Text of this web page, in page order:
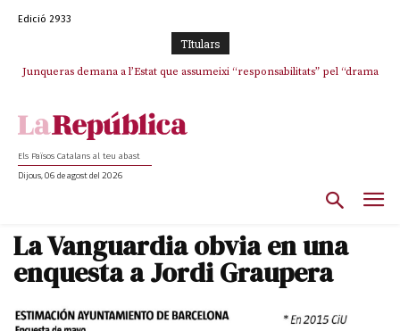
Edició 2933
TItulars
Junqueras demana a l’Estat que assumeixi “responsabilitats” pel “drama
L’abandonament de les seleccions catalanes per part de la UFEC
Els Països Catalans al teu abast
Dijous, 06 de agost del 2026
La Vanguardia obvia en una
enquesta a Jordi Graupera